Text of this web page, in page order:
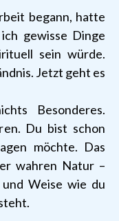
begann, hatte
gewisse Dinge
sein würde.
Jetzt geht es
Besonderes.
Du bist schon
möchte. Das
wahren Natur –
Weise wie du